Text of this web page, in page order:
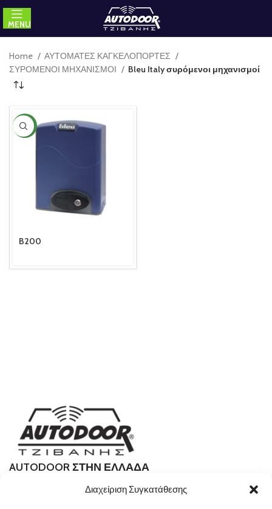
Διαχείριση Συγκατάθεσης
MENU
Home
ΑΥΤΟΜΑΤΕΣ ΚΑΓΚΕΛΟΠΟΡΤΕΣ
ΣΥΡΟΜΕΝΟΙ ΜΗΧΑΝΙΣΜΟΙ
Bleu Italy συρόμενοι μηχανισμοί
NEW
B200
AUTODOOR ΣΤΗΝ ΕΛΛΑΔΑ